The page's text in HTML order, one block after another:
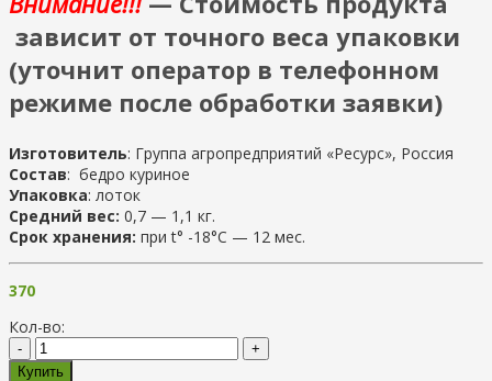
зависит от точного веса упаковки
(уточнит оператор в телефонном
режиме после обработки заявки)
Изготовитель: Группа агропредприятий «Ресурс», Россия
Состав: бедро куриное
Упаковка: лоток
Средний вес: 0,7 — 1,1 кг.
Срок хранения: при t° -18°С — 12 мес.
370
Кол-во:
-
+
Купить